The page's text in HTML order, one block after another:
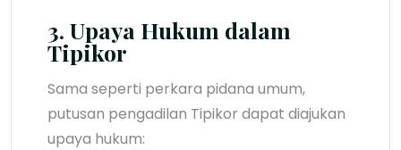
3. Upaya Hukum dalam
Tipikor
Sama seperti perkara pidana umum,
putusan pengadilan Tipikor dapat diajukan
upaya hukum: